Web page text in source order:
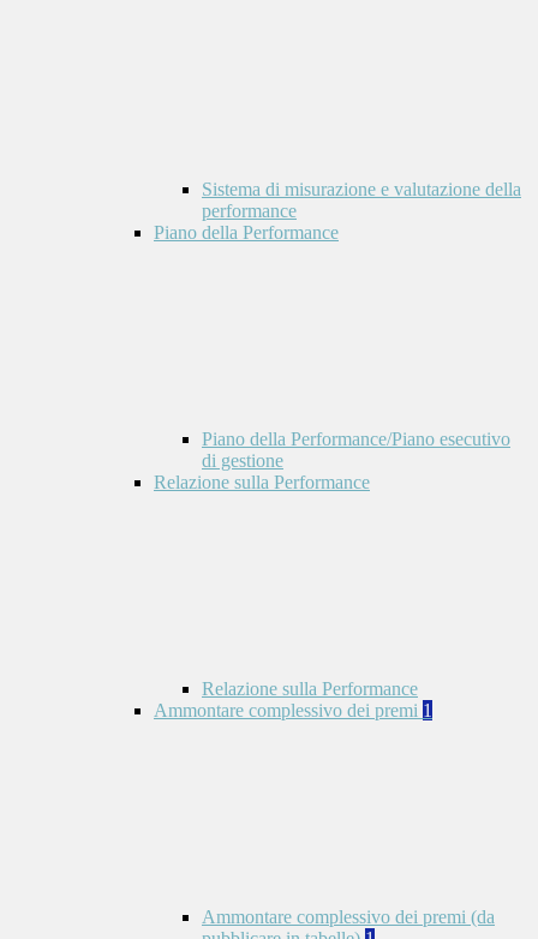
Sistema di misurazione e valutazione della
performance
Piano della Performance
Piano della Performance/Piano esecutivo
di gestione
Relazione sulla Performance
Relazione sulla Performance
Ammontare complessivo dei premi 1
Ammontare complessivo dei premi (da